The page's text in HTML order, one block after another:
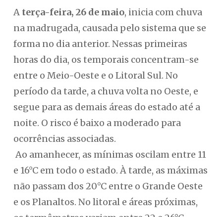
A terça-feira, 26 de maio, inicia com chuva
na madrugada, causada pelo sistema que se
forma no dia anterior. Nessas primeiras
horas do dia, os temporais concentram-se
entre o Meio-Oeste e o Litoral Sul. No
período da tarde, a chuva volta no Oeste, e
segue para as demais áreas do estado até a
noite. O risco é baixo a moderado para
ocorrências associadas.
Ao amanhecer, as mínimas oscilam entre 11
e 16°C em todo o estado. À tarde, as máximas
não passam dos 20°C entre o Grande Oeste
e os Planaltos. No litoral e áreas próximas,